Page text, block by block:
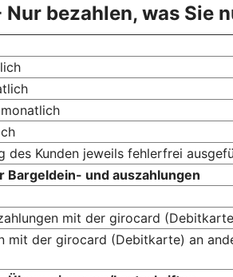
bezahlen, was Sie
monatlich
des Kunden jeweils fehlerfrei
Bargeldein- und auszahlungen
mit der girocard
mit der girocard (Debitkarte) an